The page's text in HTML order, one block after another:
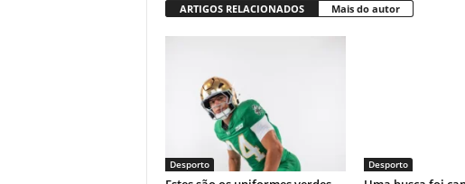
ARTIGOS RELACIONADOS Mais do autor
Desporto Desporto